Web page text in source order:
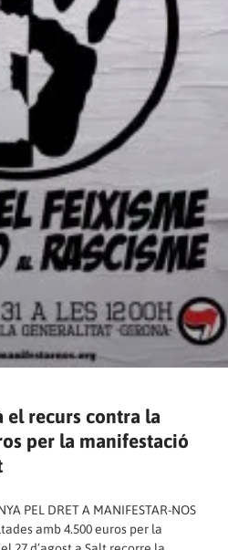
el recurs contra la
per la manifestació
PEL DRET A MANIFESTAR-NOS
amb 4.500 euros per la